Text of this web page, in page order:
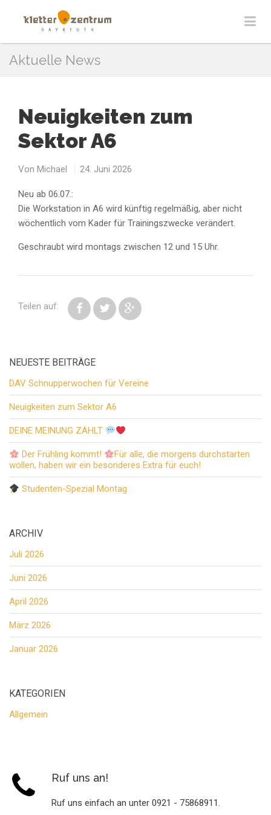
Aktuelle News
Neuigkeiten zum
Sektor A6
Von Michael 24. Juni 2026
Neu ab 06.07.:
Die Workstation in A6 wird künftig regelmäßig, aber nicht
wöchentlich vom Kader für Trainingszwecke verändert.
Geschraubt wird montags zwischen 12 und 15 Uhr.
Teilen auf:
NEUESTE BEITRÄGE
DAV Schnupperwochen für Vereine
Neuigkeiten zum Sektor A6
DEINE MEINUNG ZÄHLT
Der Frühling kommt!
Für alle, die morgens durchstarten
wollen, haben wir ein besonderes Extra für euch!
Studenten-Spezial Montag
ARCHIV
Juli 2026
Juni 2026
April 2026
März 2026
Januar 2026
KATEGORIEN
Allgemein
Ruf uns an!
Ruf uns einfach an unter 0921 - 75868911.